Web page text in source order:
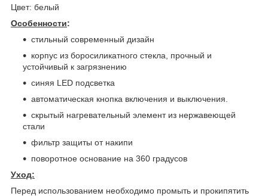
Цвет: белый
Особенности:
стильный современный дизайн
корпус из боросиликатного стекла, прочный и
устойчивый к загрязнению
синяя LED подсветка
автоматическая кнопка включения и выключения.
скрытый нагревательный элемент из нержавеющей
стали
фильтр защиты от накипи
поворотное основание на 360 градусов
Уход:
Перед использованием необходимо промыть и прокипятить